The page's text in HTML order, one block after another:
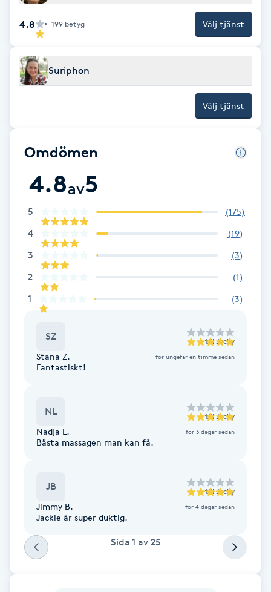
Eyeliner-tatuering
Faceliftmassage
Fettreducering
Fibromassage
Fotmassage
Fotsvamp
Fotvård
Fransborttagning
Fransförlängning
Fransförlängning Megavolym
Fransförlängning Volym
4.8 199 betyg Välj tjänst
Suriphon
Välj tjänst
Omdömen
4.8av5
5 (175)
4 (19)
3 (3)
2 (1)
1 (3)
SZ till Jacky
Stana Z. för ungefär en timme sedan
Fantastiskt!
NL till Jacky
Nadja L. för 3 dagar sedan
Bästa massagen man kan få.
JB till Jacky
Jimmy B. för 4 dagar sedan
Jackie är super duktig.
Sida 1 av 25